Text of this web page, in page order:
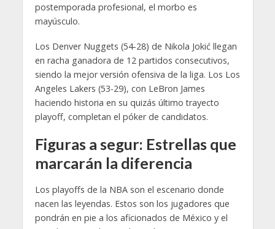
postemporada profesional, el morbo es
mayúsculo.
Los Denver Nuggets (54-28) de Nikola Jokić llegan
en racha ganadora de 12 partidos consecutivos,
siendo la mejor versión ofensiva de la liga. Los Los
Angeles Lakers (53-29), con LeBron James
haciendo historia en su quizás último trayecto
playoff, completan el póker de candidatos.
Figuras a segur: Estrellas que
marcarán la diferencia
Los playoffs de la NBA son el escenario donde
nacen las leyendas. Estos son los jugadores que
pondrán en pie a los aficionados de México y el